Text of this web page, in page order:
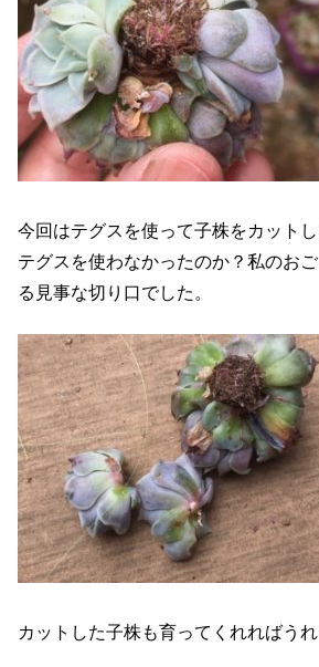
今回はテグスを使って子株をカット
テグスを使わなかったのか？私のお
る見事な切り口でした。
カットした子株も育ってくれればうれ